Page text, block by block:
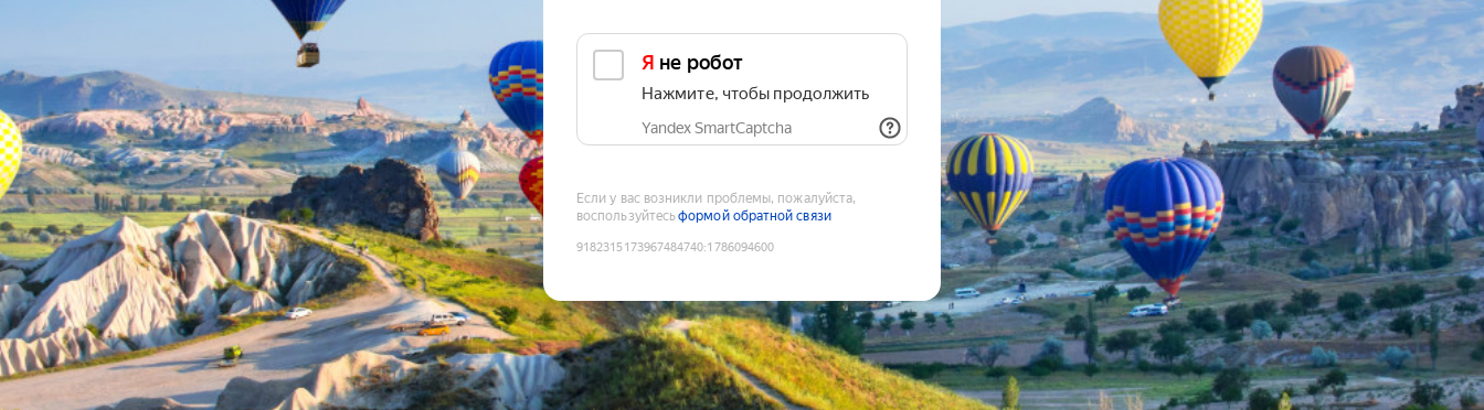
Я не робот
Нажмите, чтобы продолжить
Yandex SmartCaptcha
Если у вас возникли проблемы, пожалуйста,
воспользуйтесьформой обратной связи
9182315173967484740:1786094600